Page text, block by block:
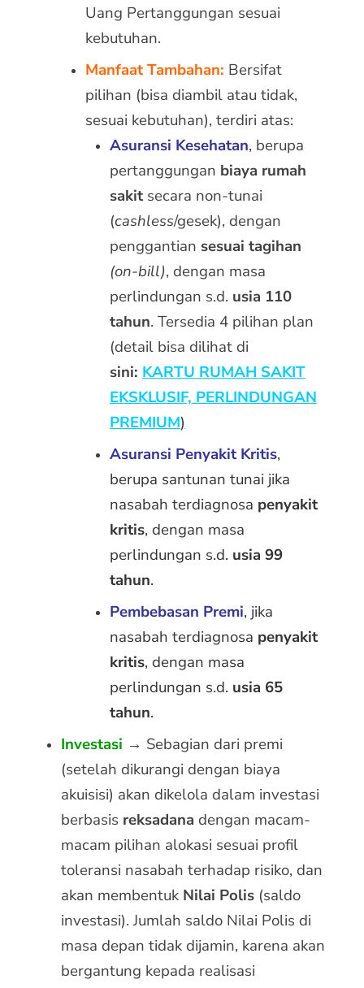
Uang Pertanggungan sesuai
kebutuhan.
Manfaat Tambahan: Bersifat
pilihan (bisa diambil atau tidak,
sesuai kebutuhan), terdiri atas:
Asuransi Kesehatan, berupa
pertanggungan biaya rumah
sakitsecara non-tunai
(cashless/gesek), dengan
penggantian sesuai tagihan
(on-bill), dengan masa
perlindungan s.d. usia 110
tahun. Tersedia 4 pilihan plan
(detail bisa dilihat di
sini: KARTU RUMAH SAKIT
EKSKLUSIF, PERLINDUNGAN
PREMIUM)
Asuransi Penyakit Kritis,
berupa santunan tunai jika
nasabah terdiagnosa penyakit
kritis, dengan masa
perlindungan s.d. usia 99
tahun.
Pembebasan Premi, jika
nasabah terdiagnosa penyakit
kritis, dengan masa
perlindungan s.d. usia 65
tahun.
Investasi → Sebagian dari premi
(setelah dikurangi dengan biaya
akuisisi) akan dikelola dalam investasi
berbasis reksadana dengan macam-
macam pilihan alokasi sesuai profil
toleransi nasabah terhadap risiko, dan
akan membentuk Nilai Polis (saldo
investasi). Jumlah saldo Nilai Polis di
masa depan tidak dijamin, karena akan
bergantung kepada realisasi